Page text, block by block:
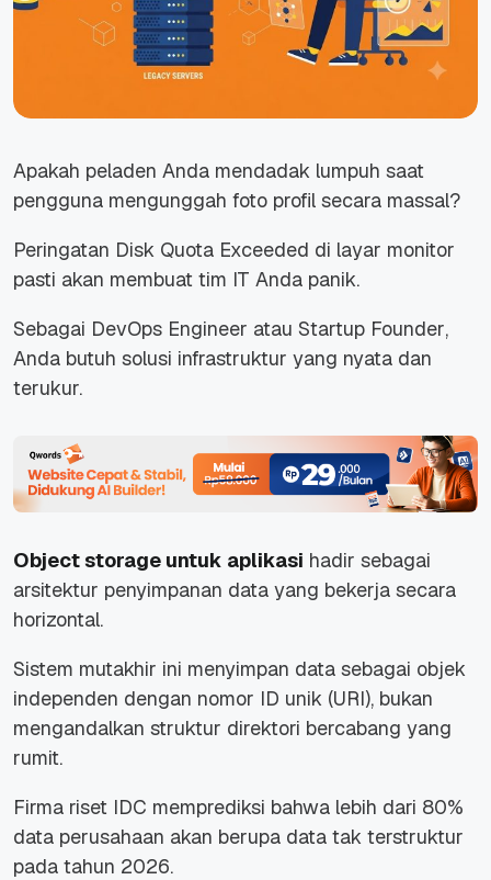
Apakah peladen Anda mendadak lumpuh saat
pengguna mengunggah foto profil secara massal?
Peringatan Disk Quota Exceeded di layar monitor
pasti akan membuat tim IT Anda panik.
Sebagai DevOps Engineer atau Startup Founder,
Anda butuh solusi infrastruktur yang nyata dan
terukur.
Object storage untuk aplikasi hadir sebagai
arsitektur penyimpanan data yang bekerja secara
horizontal.
Sistem mutakhir ini menyimpan data sebagai objek
independen dengan nomor ID unik (URI), bukan
mengandalkan struktur direktori bercabang yang
rumit.
Firma riset IDC memprediksi bahwa lebih dari 80%
data perusahaan akan berupa data tak terstruktur
pada tahun 2026.